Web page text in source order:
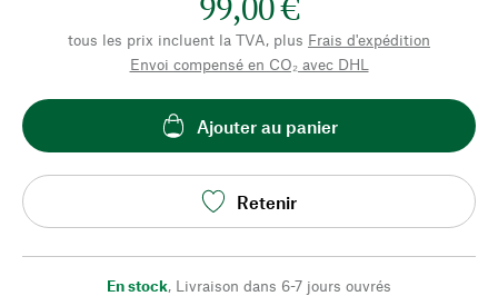
tous les prix incluent la TVA, plus Frais d'expédition
Envoi compensé en CO₂ avec DHL
Ajouter au panier
Retenir
En stock, Livraison dans 6-7 jours ouvrés